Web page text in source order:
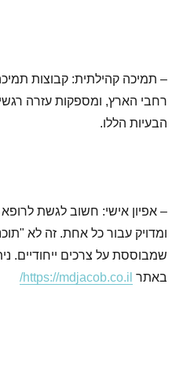
– תמיכה קהילתית: קבוצות
רחבי הארץ, ומספקות עזרה
הבעיות הללו.
– אפיון אישי: חשוב לגשת
ומדויק עבור כל אחת. זה לא
שמבוססת על צרכים ייחודיים.
באתר https://mdjacob.co.il/